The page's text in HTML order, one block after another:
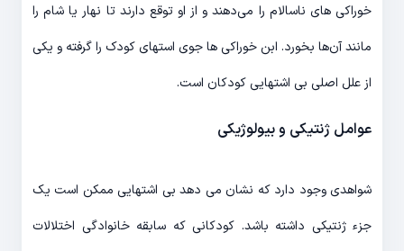
خوراکی های ناسالام را می‌دهند و از او توقع دارند تا نهار یا شام را
مانند آن‌ها بخورد. ابن خوراکی ها جوی استهای کودک را گرفته و یکی
از علل اصلی بی اشتهایی کودکان است.
عوامل ژنتیکی و بیولوژیکی
شواهدی وجود دارد که نشان می دهد بی اشتهایی ممکن است یک
جزء ژنتیکی داشته باشد. کودکانی که سابقه خانوادگی اختلالات